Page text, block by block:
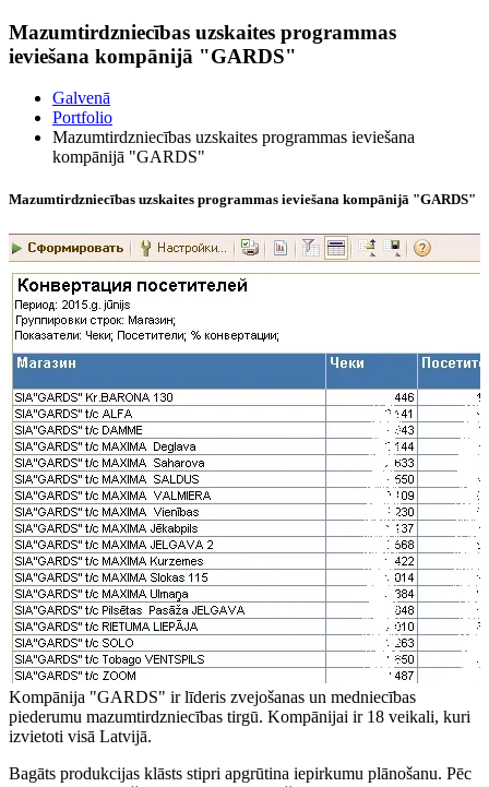
Mazumtirdzniecības uzskaites programmas
ieviešana kompānijā "GARDS"
Galvenā
Portfolio
Mazumtirdzniecības uzskaites programmas ieviešana
kompānijā "GARDS"
Mazumtirdzniecības uzskaites programmas ieviešana kompānijā "GARDS"
Kompānija "GARDS" ir līderis zvejošanas un medniecības
piederumu mazumtirdzniecības tirgū. Kompānijai ir 18 veikali, kuri
izvietoti visā Latvijā.
Bagāts produkcijas klāsts stipri apgrūtina iepirkumu plānošanu. Pēc